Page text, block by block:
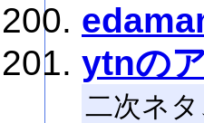
ytnの
二次ネ